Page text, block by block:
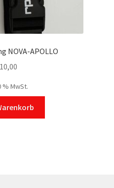
NOVA-APOLLO
% MwSt.